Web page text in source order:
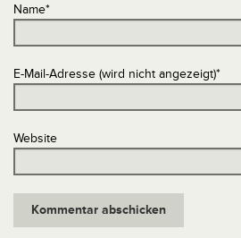
Name*
E-Mail-Adresse (wird nicht angezeigt)*
Website